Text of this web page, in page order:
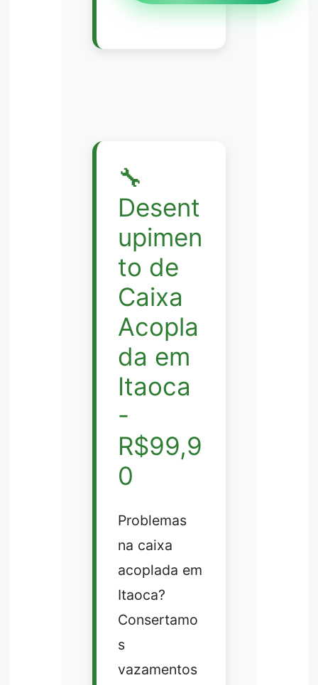
🔧
Desent
upimen
to de
Caixa
Acopla
da em
Itaoca
-
R$99,9
0
Problemas
na caixa
acoplada em
Itaoca?
Consertamo
s
vazamentos